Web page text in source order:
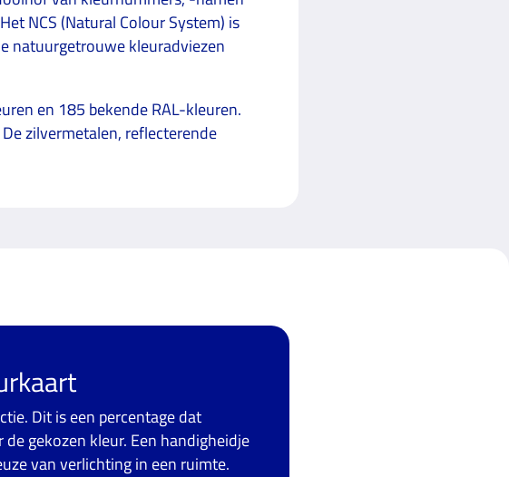
NCS (Natural Colour System) is
natuurgetrouwe kleuradviezen
en 185 bekende RAL-kleuren.
zilvermetalen, reflecterende
Dit is een percentage dat
gekozen kleur. Een handigheidje
van verlichting in een ruimte.